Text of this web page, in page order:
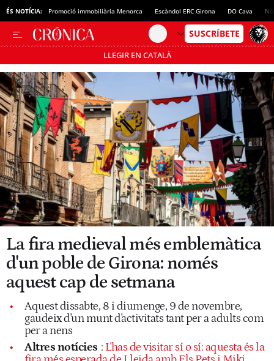
ÉS NOTÍCIA: Promoció immobiliària Menorca Escàndol ERC Girona DO Cava
LLEGIR EN CATALÀ
Passa’t al mode estalvi
La fira medieval més emblemàtica
d'un poble de Girona: només
aquest cap de setmana
Aquest dissabte, 8 i diumenge, 9 de novembre,
gaudeix d'un munt d'activitats tant per a adults com
per a nens
Altres notícies : L'has de visitar sí o sí: aquesta és la